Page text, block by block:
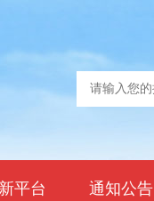
平台 通知公告